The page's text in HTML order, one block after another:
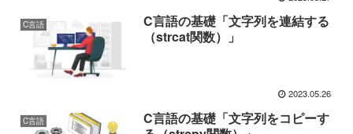
C言語
C言語の基礎「文字列を連結する
（strcat関数）」
2023.05.26
C言語
C言語の基礎「文字列をコピーす